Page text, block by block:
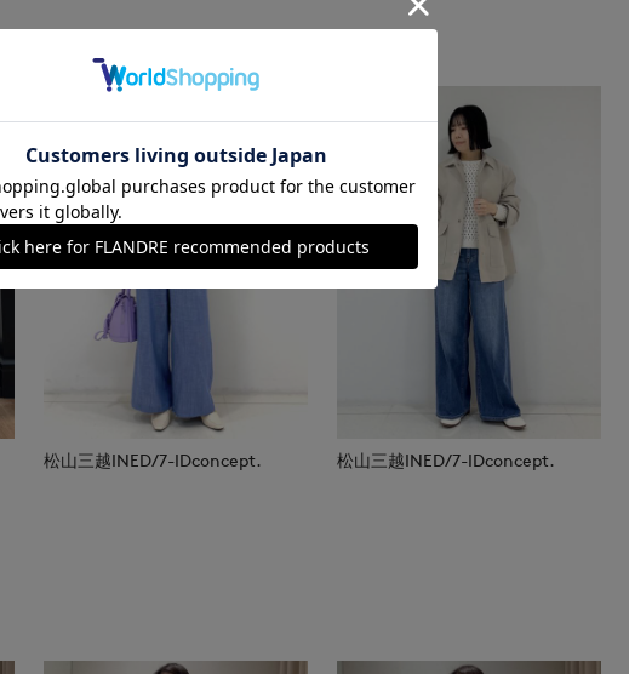
松山三越INED/7-IDconcept. 松山三越INED/7-IDconcept.